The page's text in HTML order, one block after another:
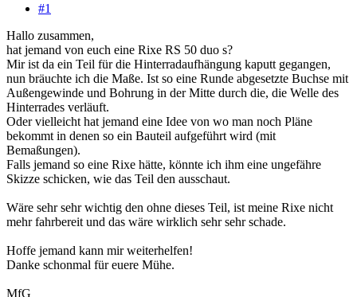
#1
Hallo zusammen,
hat jemand von euch eine Rixe RS 50 duo s?
Mir ist da ein Teil für die Hinterradaufhängung kaputt gegangen,
nun bräuchte ich die Maße. Ist so eine Runde abgesetzte Buchse mit
Außengewinde und Bohrung in der Mitte durch die, die Welle des
Hinterrades verläuft.
Oder vielleicht hat jemand eine Idee von wo man noch Pläne
bekommt in denen so ein Bauteil aufgeführt wird (mit
Bemaßungen).
Falls jemand so eine Rixe hätte, könnte ich ihm eine ungefähre
Skizze schicken, wie das Teil den ausschaut.
Wäre sehr sehr wichtig den ohne dieses Teil, ist meine Rixe nicht
mehr fahrbereit und das wäre wirklich sehr sehr schade.
Hoffe jemand kann mir weiterhelfen!
Danke schonmal für euere Mühe.
MfG